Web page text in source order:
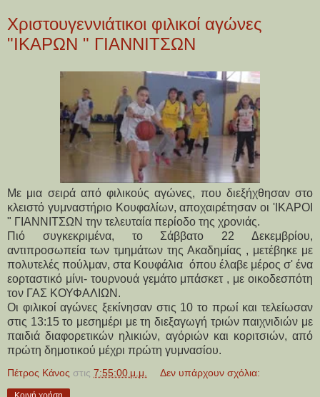
Χριστουγεννιάτικοι φιλικοί αγώνες
"ΙΚΑΡΩΝ " ΓΙΑΝΝΙΤΣΩΝ
Με μια σειρά από φιλικούς αγώνες, που διεξήχθησαν στο
κλειστό γυμναστήριο Κουφαλίων, αποχαιρέτησαν οι 'ΙΚΑΡΟΙ
" ΓΙΑΝΝΙΤΣΩΝ την τελευταία περίοδο της χρονιάς.
Πιό συγκεκριμένα, το Σάββατο 22 Δεκεμβρίου,
αντιπροσωπεία των τμημάτων της Ακαδημίας , μετέβηκε με
πολυτελές πούλμαν, στα Κουφάλια όπου έλαβε μέρος σ' ένα
εορταστικό μίνι- τουρνουά γεμάτο μπάσκετ , με οικοδεσπότη
τον ΓΑΣ ΚΟΥΦΑΛΙΩΝ.
Οι φιλικοί αγώνες ξεκίνησαν στις 10 το πρωί και τελείωσαν
στις 13:15 το μεσημέρι με τη διεξαγωγή τριών παιχνιδιών με
παιδιά διαφορετικών ηλικιών, αγόριών και κοριτσιών, από
πρώτη δημοτικού μέχρι πρώτη γυμνασίου.
Πέτρος Κάνος στις 7:55:00 μ.μ. Δεν υπάρχουν σχόλια: